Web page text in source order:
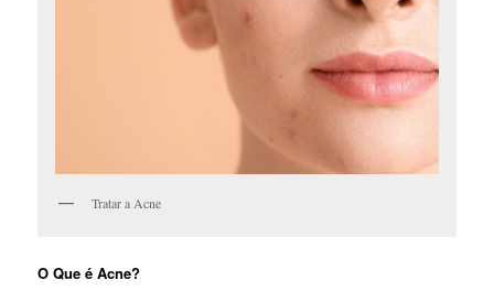
Tratar a Acne
O Que é Acne?